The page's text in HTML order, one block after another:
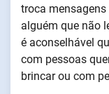
troca
alguém que não
é aconselhável
com pessoas
brincar ou com